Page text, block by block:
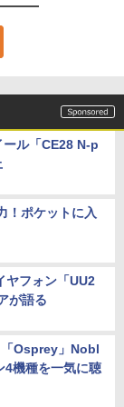
ール「CE28 N-p
！ポケットに入
ヤフォン「UU2
が語る
「Osprey」Nobl
機種を一気に聴